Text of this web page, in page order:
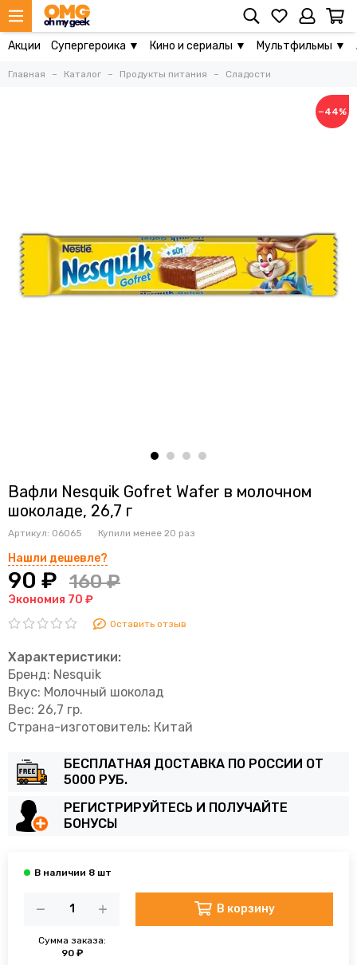
Акции Супергероика ▼ Кино и сериалы ▼ Мультфильмы ▼
Главная Каталог Продукты питания Сладости
−44%
Вафли Nesquik Gofret Wafer в молочном
шоколаде, 26,7 г
Артикул: 06065 Купили менее 20 раз
90 ₽ 160 ₽
Экономия 70 ₽
Нашли дешевле?
Оставить отзыв
Характеристики:
Бренд: Nesquik
Вкус: Молочный шоколад
Вес: 26,7 гр.
Страна-изготовитель: Китай
БЕСПЛАТНАЯ ДОСТАВКА ПО РОССИИ ОТ
5000 РУБ.
РЕГИСТРИРУЙТЕСЬ И ПОЛУЧАЙТЕ
БОНУСЫ
Сумма заказа:
90 ₽
В корзину